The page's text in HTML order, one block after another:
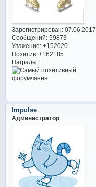
Зарегистрирован: 07.06.2017
Сообщений:59873
Уважение: +152020
Позитив: +162185
Награды:
Impulse
Администратор